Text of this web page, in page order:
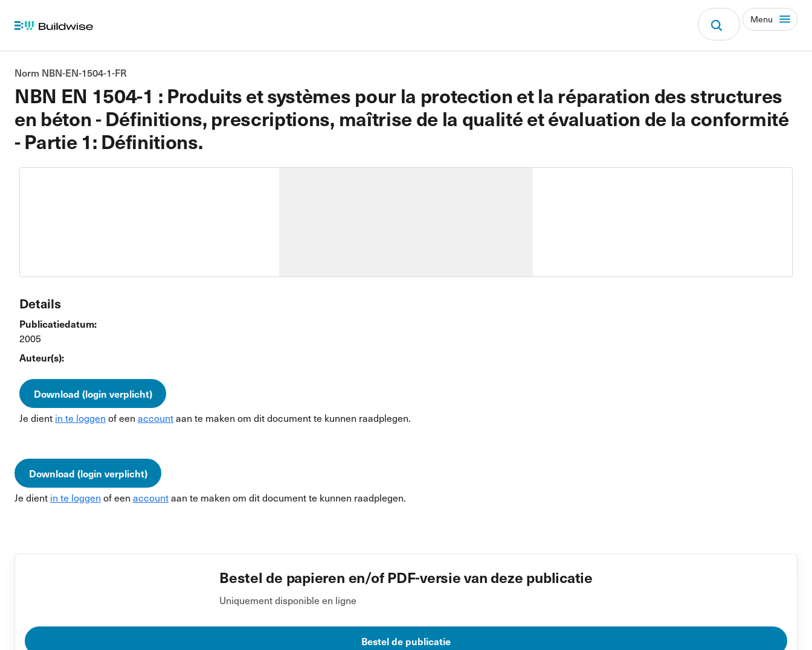
Menu
NBN EN 1504-1 : Produits et systèmes pour la protection et la réparation des structures
en béton - Définitions, prescriptions, maîtrise de la qualité et évaluation de la conformité
- Partie 1: Définitions.
Norm NBN-EN-1504-1-FR
Details
Publicatiedatum:
2005
Auteur(s):
Download (login verplicht)
Je dient in te loggen of een accountaan te maken om dit document te kunnen raadplegen.
Download (login verplicht)
Je dient in te loggen of een accountaan te maken om dit document te kunnen raadplegen.
Bestel de papieren en/of PDF-versie van deze publicatie
Uniquement disponible en ligne
Bestel de publicatie